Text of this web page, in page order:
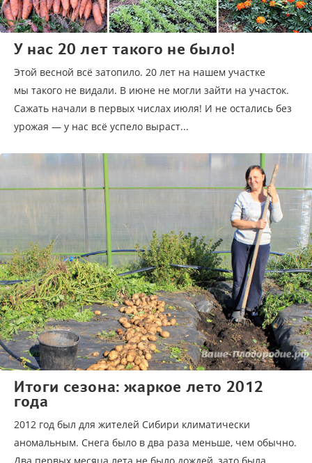
У нас 20 лет такого не было!
Этой весной всё затопило. 20 лет на нашем участке
мы такого не видали. В июне не могли зайти на участок.
Сажать начали в первых числах июля! И не остались без
урожая — у нас всё успело выраст...
Итоги сезона: жаркое лето 2012
года
2012 год был для жителей Сибири климатически
аномальным. Снега было в два раза меньше, чем обычно.